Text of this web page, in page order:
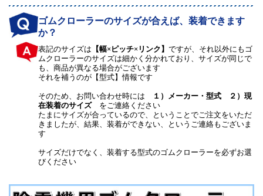
ゴムクローラーのサイズが合えば、装着できます
か？
表記のサイズは 【幅×ピッチ×リンク】ですが、それ以外にもゴ
ムクローラーのサイズは細かく分かれており、サイズが同じで
も、商品が異なる場合がございます
それを補うのが【型式】情報です
そのため、お問い合わせ時には
１）メーカー・型式 ２）現
在装着のサイズをご連絡ください
たまにサイズが合っているので、ということでご注文をいただ
きましたが、結果、装着ができない、というご連絡もございま
す
サイズだけでなく、装着する型式のゴムクローラーを必ずお選
びください